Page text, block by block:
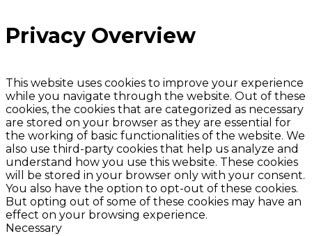
Privacy Overview
This website uses cookies to improve your experience
while you navigate through the website. Out of these
cookies, the cookies that are categorized as necessary
are stored on your browser as they are essential for
the working of basic functionalities of the website. We
also use third-party cookies that help us analyze and
understand how you use this website. These cookies
will be stored in your browser only with your consent.
You also have the option to opt-out of these cookies.
But opting out of some of these cookies may have an
effect on your browsing experience.
Necessary